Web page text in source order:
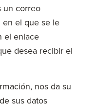
un correo
el que se le
el enlace
desea recibir el
nos da su
sus datos